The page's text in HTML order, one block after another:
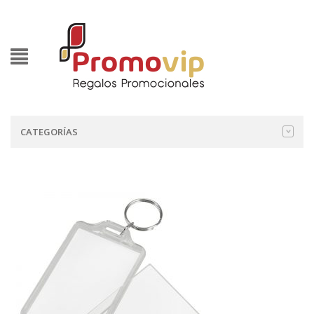
CATEGORÍAS